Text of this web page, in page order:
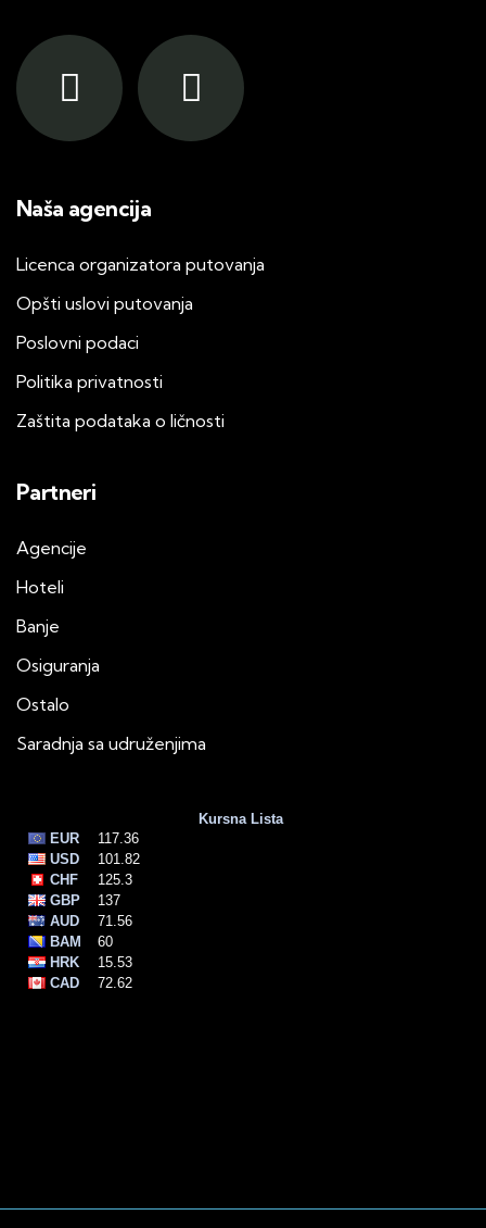
Naša agencija
Licenca organizatora putovanja
Opšti uslovi putovanja
Poslovni podaci
Politika privatnosti
Zaštita podataka o ličnosti
Partneri
Agencije
Hoteli
Banje
Osiguranja
Ostalo
Saradnja sa udruženjima